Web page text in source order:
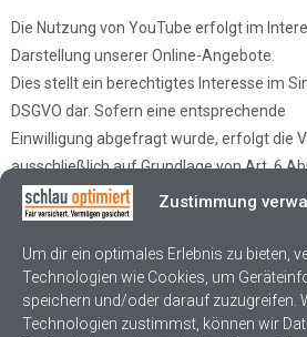
Zustimmung
Um dir ein optimales Erlebnis zu bieten,
Technologien wie Cookies, um
speichern und/oder darauf zuzugreifen.
Technologien zustimmst, können wir
Die Nutzung von YouTube erfolgt im
Darstellung unserer Online-Angebote.
Dies stellt ein berechtigtes Interesse im
DSGVO dar. Sofern eine entsprechende
Einwilligung abgefragt wurde, erfolgt die
ausschließlich auf Grundlage von Art. 6
DSGVO und § 25 Abs. 1 TDDDG, soweit
Speicherung von Cookies oder den Zugriff
Informationen im Endgerät des Nutzers
im Sinne des TDDDG umfasst. Die
Einwilligung ist jederzeit widerrufbar.